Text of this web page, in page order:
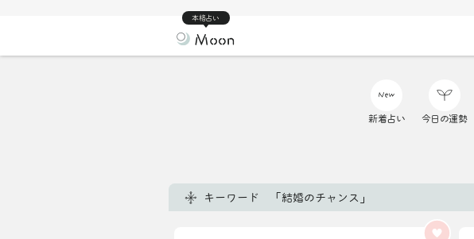
本格占い
新着占い 今日の運勢
キーワード 「結婚のチャンス」